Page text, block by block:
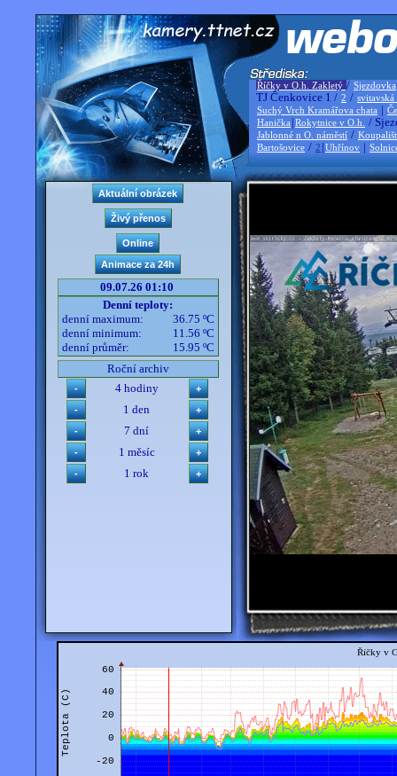
Říčky v O.h. Zakletý / Sjezdovka
TJ Čenkovice 1 / 2 / svitavská
Suchý Vrch Kramářova chata |
Hanička |Rokytnice v O.h. /
Jablonné n O. náměstí /
Bartošovice / 2 |Uhřínov |
09.07.26 01:10
Denní teploty:
denní maximum:
36.75 ºC
denní minimum:
11.56 ºC
denní průměr:
15.95 ºC
Roční archiv
4 hodiny
1 den
7 dní
1 měsíc
1 rok